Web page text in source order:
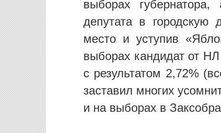
выборах
депутата в городскую
место и уступив
выборах кандидат от
с результатом 2,72%
заставил многих
и на выборах в